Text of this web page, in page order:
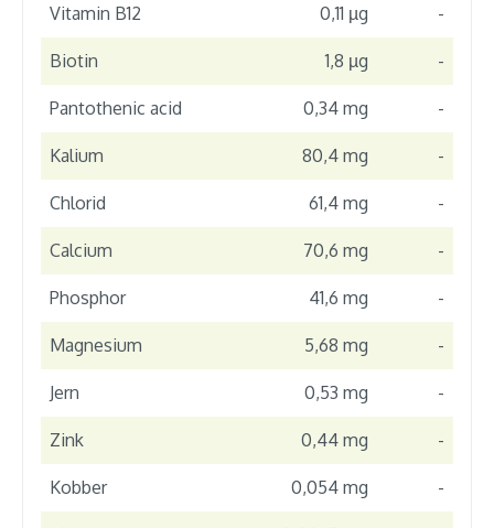
Vitamin B12 0,11 µg -
Biotin 1,8 µg -
Pantothenic acid 0,34 mg -
Kalium 80,4 mg -
Chlorid 61,4 mg -
Calcium 70,6 mg -
Phosphor 41,6 mg -
Magnesium 5,68 mg -
Jern 0,53 mg -
Zink 0,44 mg -
Kobber 0,054 mg -